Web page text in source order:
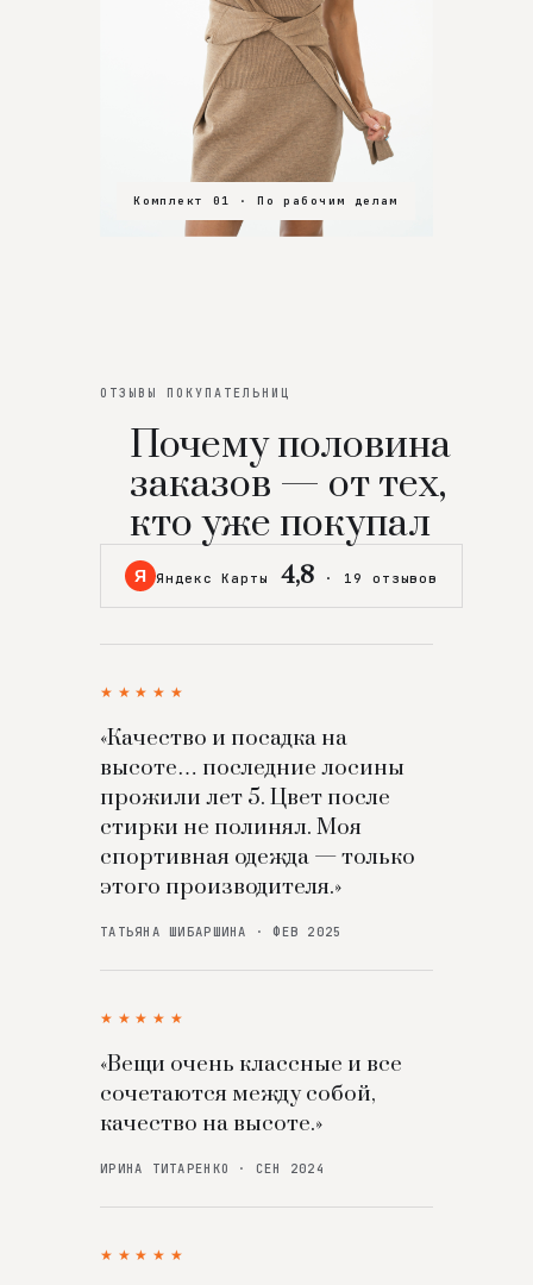
Комплект 01 · По рабочим делам
Комплект 02 · В зал
Комплект 03 · На особенный вечер
ОТЗЫВЫ ПОКУПАТЕЛЬНИЦ
Почему половина
заказов — от тех,
кто уже покупал
Я Яндекс Карты 4,8 · 19 отзывов
★★★★★
«Качество и посадка на
высоте… последние лосины
прожили лет 5. Цвет после
стирки не полинял. Моя
спортивная одежда — только
этого производителя.»
ТАТЬЯНА ШИБАРШИНА · ФЕВ 2025
★★★★★
«Вещи очень классные и все
сочетаются между собой,
качество на высоте.»
ИРИНА ТИТАРЕНКО · СЕН 2024
★★★★★